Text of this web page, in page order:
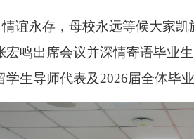
谊永存，母校永远等候大家
宏鸣出席会议并深情寄语毕业
生导师代表及2026届全体毕